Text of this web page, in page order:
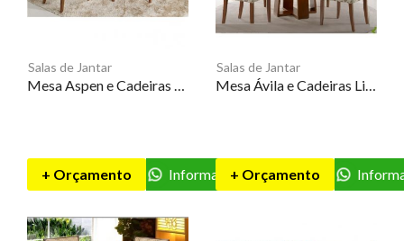
Salas de Jantar
Mesa Aspen e Cadeiras Juno – AS
+ Orçamento Informações
Salas de Jantar
Mesa Ávila e Cadeiras Libri – 3J
+ Orçamento